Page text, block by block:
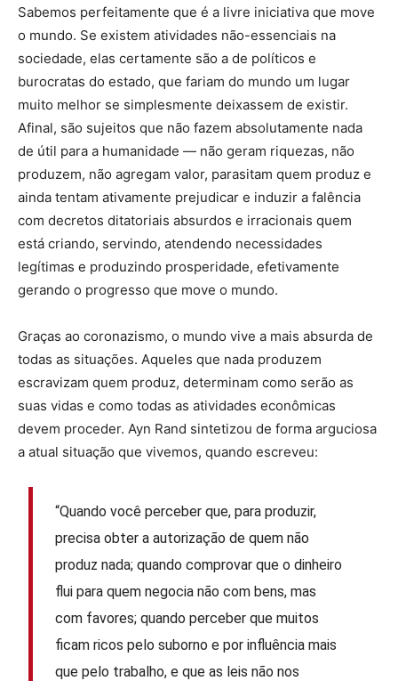
Sabemos perfeitamente que é a livre iniciativa que move
o mundo. Se existem atividades não-essenciais na
sociedade, elas certamente são a de políticos e
burocratas do estado, que fariam do mundo um lugar
muito melhor se simplesmente deixassem de existir.
Afinal, são sujeitos que não fazem absolutamente nada
de útil para a humanidade — não geram riquezas, não
produzem, não agregam valor, parasitam quem produz e
ainda tentam ativamente prejudicar e induzir a falência
com decretos ditatoriais absurdos e irracionais quem
está criando, servindo, atendendo necessidades
legítimas e produzindo prosperidade, efetivamente
gerando o progresso que move o mundo.
Graças ao coronazismo, o mundo vive a mais absurda de
todas as situações. Aqueles que nada produzem
escravizam quem produz, determinam como serão as
suas vidas e como todas as atividades econômicas
devem proceder. Ayn Rand sintetizou de forma arguciosa
a atual situação que vivemos, quando escreveu:
“Quando você perceber que, para produzir,
precisa obter a autorização de quem não
produz nada; quando comprovar que o dinheiro
flui para quem negocia não com bens, mas
com favores; quando perceber que muitos
ficam ricos pelo suborno e por influência mais
que pelo trabalho, e que as leis não nos